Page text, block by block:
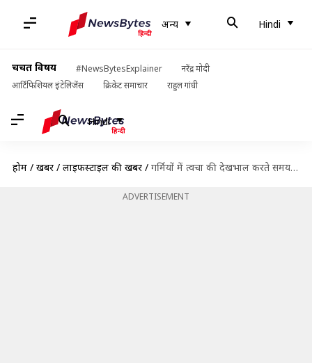
अन्य Hindi
चर्चित विषय #NewsBytesExplainer
नरेंद्र मोदी
आर्टिफिशियल इंटेलिजेंस
क्रिकेट समाचार राहुल गांधी
Hindi
होम / खबरें / लाइफस्टाइल की खबरें / गर्मियों में त्वचा की देखभाल करते समय न करें ये 5 गलतियां, हो सकता है नुकसान
ADVERTISEMENT